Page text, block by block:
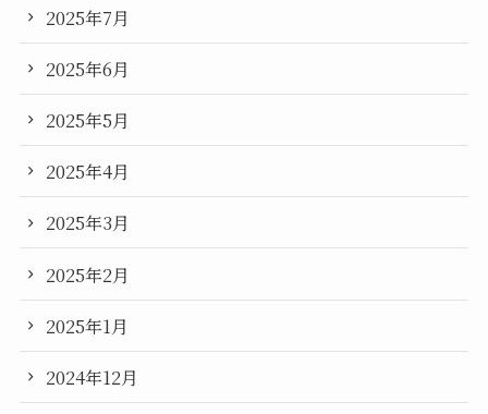
2025年7月
2025年6月
2025年5月
2025年4月
2025年3月
2025年2月
2025年1月
2024年12月